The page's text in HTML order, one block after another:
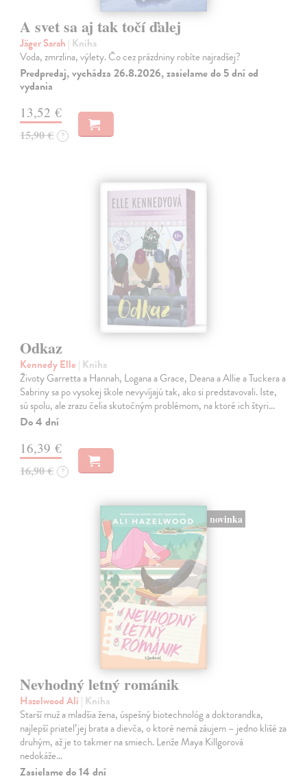
A svet sa aj tak točí ďalej
Jäger Sarah | Kniha
Voda, zmrzlina, výlety. Čo cez prázdniny robíte najradšej?
Predpredaj, vychádza 26.8.2026, zasielame do 5 dní od
vydania
13,52 €
15,90 € ?
Odkaz
Kennedy Elle | Kniha
Životy Garretta a Hannah, Logana a Grace, Deana a Allie a Tuckera a
Sabriny sa po vysokej škole nevyvíjajú tak, ako si predstavovali. Iste,
sú spolu, ale zrazu čelia skutočným problémom, na ktoré ich štyri…
Do 4 dní
16,39 €
16,90 € ?
novinka
Nevhodný letný románik
Hazelwood Ali | Kniha
Starší muž a mladšia žena, úspešný biotechnológ a doktorandka,
najlepší priateľ jej brata a dievča, o ktoré nemá záujem – jedno klišé za
druhým, až je to takmer na smiech. Lenže Maya Killgorová
nedokáže…
Zasielame do 14 dní